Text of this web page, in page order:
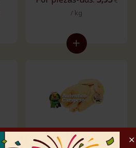
/ kg
MEDIO POLLO CORRAL